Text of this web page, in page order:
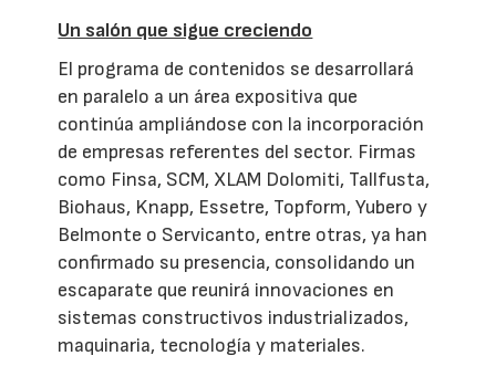
Un salón que sigue creciendo
El programa de contenidos se desarrollará
en paralelo a un área expositiva que
continúa ampliándose con la incorporación
de empresas referentes del sector. Firmas
como Finsa, SCM, XLAM Dolomiti, Tallfusta,
Biohaus, Knapp, Essetre, Topform, Yubero y
Belmonte o Servicanto, entre otras, ya han
confirmado su presencia, consolidando un
escaparate que reunirá innovaciones en
sistemas constructivos industrializados,
maquinaria, tecnología y materiales.